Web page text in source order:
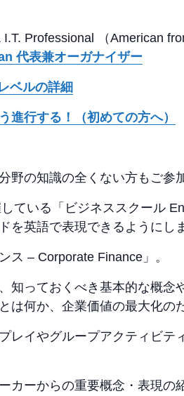
Professional （American
代表兼オーガナイザー
ベルの詳細
行する！（初めての方へ）
野の知識の全くない方もご参
ている「ビジネススクール
を英語で表現できるようにし
ス – Corporate Finance」。
知っておくべき基本的な概
は何か、企業価値の最大化の
レイやグループアクティビ
カーからの重要概念・表現